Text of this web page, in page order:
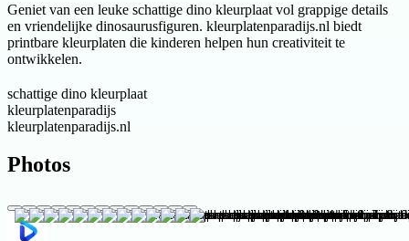
Geniet van een leuke schattige dino kleurplaat vol grappige details
en vriendelijke dinosaurusfiguren. kleurplatenparadijs.nl biedt
printbare kleurplaten die kinderen helpen hun creativiteit te
ontwikkelen.
schattige dino kleurplaat
kleurplatenparadijs
kleurplatenparadijs.nl
Photos